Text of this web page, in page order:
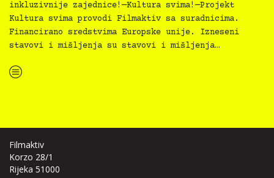
inkluzivnije zajednice!—Kultura svima!—Projekt
Kultura svima provodi Filmaktiv sa suradnicima.
Financirano sredstvima Europske unije. Izneseni
stavovi i mišljenja su stavovi i mišljenja…
“Najava programa za Dječju kuću za 8/2026”
Filmaktiv
Korzo 28/1
Rijeka 51000